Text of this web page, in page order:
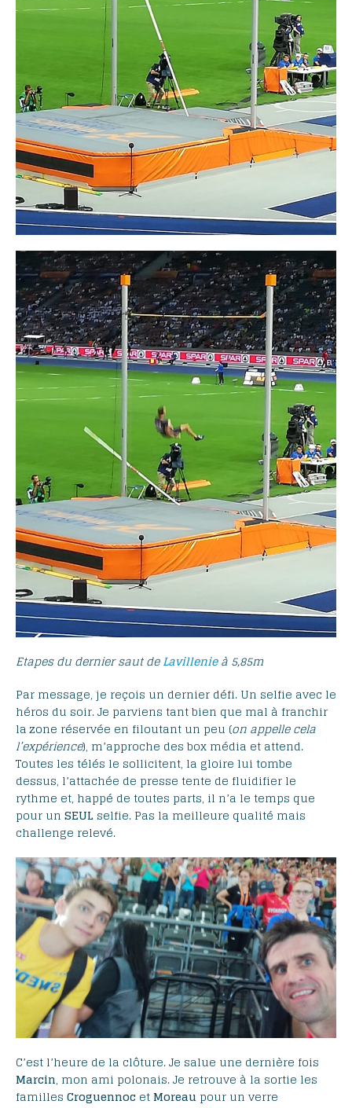
Etapes du dernier saut deLavillenieà 5,85m
Par message, je reçois un dernier défi. Un selfie avec le
héros du soir. Je parviens tant bien que mal à franchir
la zone réservée en filoutant un peu (on appelle cela
l’expérience), m’approche des box média et attend.
Toutes les télés le sollicitent, la gloire lui tombe
dessus, l’attachée de presse tente de fluidifier le
rythme et, happé de toutes parts, il n’a le temps que
pour un SEUL selfie. Pas la meilleure qualité mais
challenge relevé.
C’est l’heure de la clôture. Je salue une dernière fois
Marcin, mon ami polonais. Je retrouve à la sortie les
familles Croguennoc etMoreau pour un verre